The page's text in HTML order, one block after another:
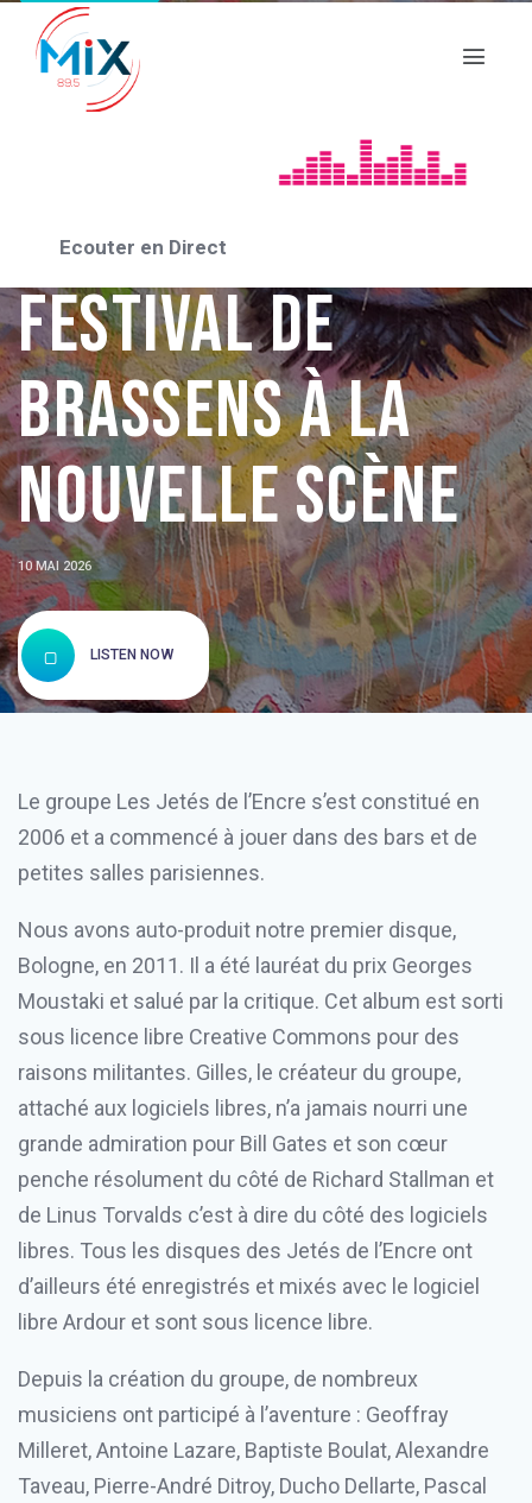
Ecouter en Direct
» Rencontre
Avec » Les Jetés
de l’Encre – 3ème
Festival De
Brassens à la
nouvelle scène
10 MAI 2026
LISTEN NOW
Le groupe Les Jetés de l’Encre s’est constitué en
2006 et a commencé à jouer dans des bars et de
petites salles parisiennes.
Nous avons auto-produit notre premier disque,
Bologne, en 2011. Il a été lauréat du prix Georges
Moustaki et salué par la critique. Cet album est sorti
sous licence libre Creative Commons pour des
raisons militantes. Gilles, le créateur du groupe,
attaché aux logiciels libres, n’a jamais nourri une
grande admiration pour Bill Gates et son cœur
penche résolument du côté de Richard Stallman et
de Linus Torvalds c’est à dire du côté des logiciels
libres. Tous les disques des Jetés de l’Encre ont
d’ailleurs été enregistrés et mixés avec le logiciel
libre Ardour et sont sous licence libre.
Depuis la création du groupe, de nombreux
musiciens ont participé à l’aventure : Geoffray
Milleret, Antoine Lazare, Baptiste Boulat, Alexandre
Taveau, Pierre-André Ditroy, Ducho Dellarte, Pascal